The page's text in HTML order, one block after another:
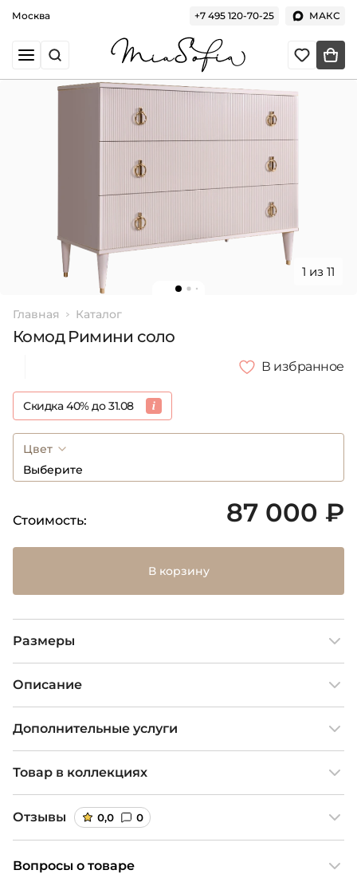
Москва +7 495 120-70-25 МАКС
1 из 11
Главная Каталог
Комод Римини соло
В избранное
Скидка 40% до 31.08
Цвет
Выберите
Стоимость: 87 000 ₽
В корзину
Размеры
Описание
Дополнительные услуги
Товар в коллекциях
Отзывы 0,0 0
Вопросы о товаре